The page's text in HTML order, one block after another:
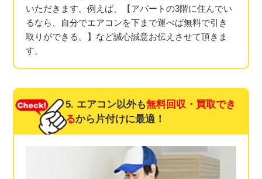
いただきます。例えば、【アパートの3階に住んでい
るなら、自分でエアコンを下まで運べば無料で引き
取りができる。】など誠心誠意お伝えさせて頂きま
す。
5. エアコン以外も無料回収・買取でき
るから片付けに最適！